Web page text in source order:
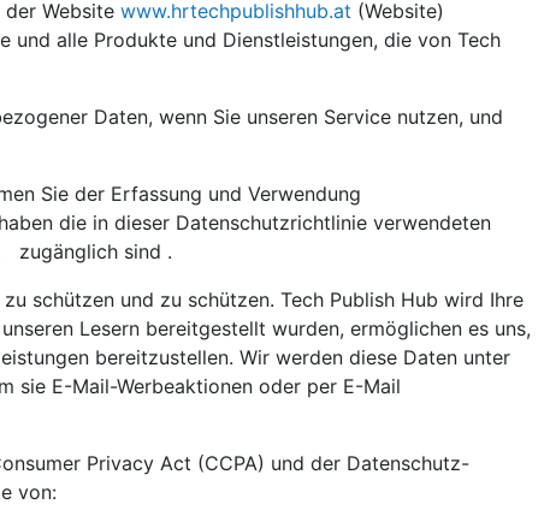
Website www.hrtechpublishhub.at (Website)
alle Produkte und Dienstleistungen, die von Tech
Daten, wenn Sie unseren Service nutzen, und
Sie der Erfassung und Verwendung
die in dieser Datenschutzrichtlinie verwendeten
zugänglich sind .
schützen und zu schützen. Tech Publish Hub wird Ihre
Lesern bereitgestellt wurden, ermöglichen es uns,
bereitzustellen. Wir werden diese Daten unter
sie E-Mail-Werbeaktionen oder per E-Mail
Privacy Act (CCPA) und der Datenschutz-
von: